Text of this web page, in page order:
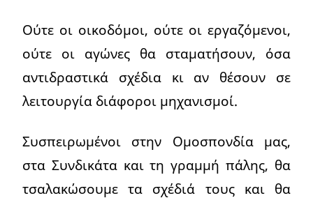
Ούτε οι οικοδόμοι, ούτε οι εργαζόμενοι,
ούτε οι αγώνες θα σταματήσουν, όσα
αντιδραστικά σχέδια κι αν θέσουν σε
λειτουργία διάφοροι μηχανισμοί.
Συσπειρωμένοι στην Ομοσπονδία μας,
στα Συνδικάτα και τη γραμμή πάλης, θα
τσαλακώσουμε τα σχέδιά τους και θα